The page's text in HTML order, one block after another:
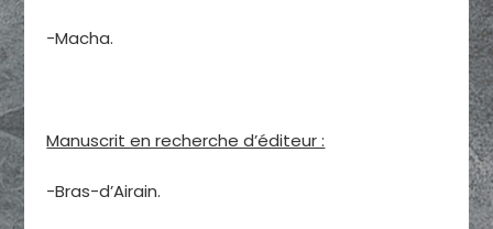
-Macha.
Manuscrit en recherche d’éditeur :
-Bras-d’Airain.